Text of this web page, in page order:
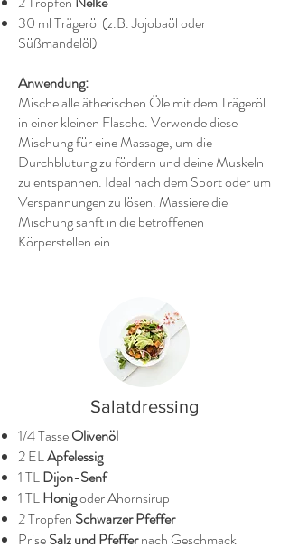
30 ml Trägeröl (z.B. Jojobaöl oder
Süßmandelöl)
Anwendung:
Mische alle ätherischen Öle mit dem Trägeröl
in einer kleinen Flasche. Verwende diese
Mischung für eine Massage, um die
Durchblutung zu fördern und deine Muskeln
zu entspannen. Ideal nach dem Sport oder um
Verspannungen zu lösen. Massiere die
Mischung sanft in die betroffenen
Körperstellen ein.
Salatdressing
1/4 TasseOlivenöl
2 ELApfelessig
1 TLDijon-Senf
1 TLHonigoder Ahornsirup
2 Tropfen Schwarzer Pfeffer
PriseSalz und Pfeffernach Geschmack